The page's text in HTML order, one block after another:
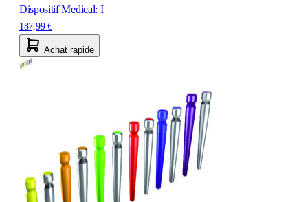
Dispositif Medical: I
187,99 €
Achat rapide